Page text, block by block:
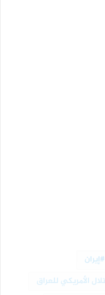
إيران
الأمريكي للعراق